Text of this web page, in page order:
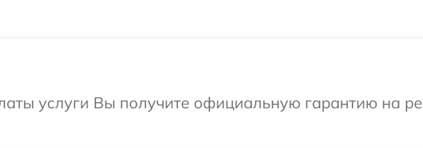
услуги Вы получите официальную гарантию на